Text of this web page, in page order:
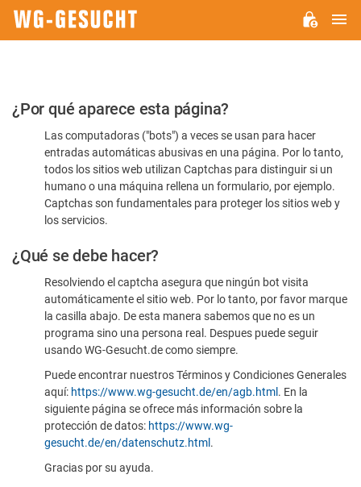
Por
favor,
confirme
humano
¿Por qué aparece esta página?
Las computadoras ("bots") a veces se usan para hacer
entradas automáticas abusivas en una página. Por lo tanto,
todos los sitios web utilizan Captchas para distinguir si un
humano o una máquina rellena un formulario, por ejemplo.
Captchas son fundamentales para proteger los sitios web y
los servicios.
¿Qué se debe hacer?
Resolviendo el captcha asegura que ningún bot visita
automáticamente el sitio web. Por lo tanto, por favor marque
la casilla abajo. De esta manera sabemos que no es un
programa sino una persona real. Despues puede seguir
usando WG-Gesucht.de como siempre.
Puede encontrar nuestros Términos y Condiciones Generales
aquí: https://www.wg-gesucht.de/en/agb.html . En la
siguiente página se ofrece más información sobre la
protección de datos: https://www.wg-
gesucht.de/en/datenschutz.html .
Gracias por su ayuda.